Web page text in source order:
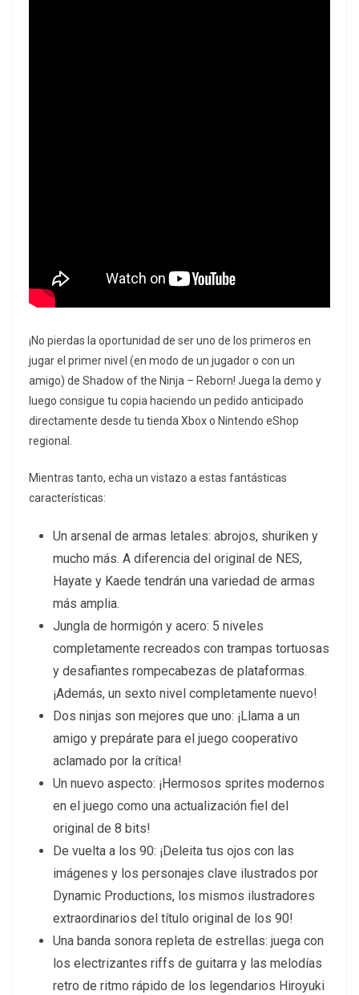
¡No pierdas la oportunidad de ser uno de los primeros en
jugar el primer nivel (en modo de un jugador o con un
amigo) de Shadow of the Ninja – Reborn! Juega la demo y
luego consigue tu copia haciendo un pedido anticipado
directamente desde tu tienda Xbox o Nintendo eShop
regional.
Mientras tanto, echa un vistazo a estas fantásticas
características:
Un arsenal de armas letales: abrojos, shuriken y
mucho más. A diferencia del original de NES,
Hayate y Kaede tendrán una variedad de armas
más amplia.
Jungla de hormigón y acero: 5 niveles
completamente recreados con trampas tortuosas
y desafiantes rompecabezas de plataformas.
¡Además, un sexto nivel completamente nuevo!
Dos ninjas son mejores que uno: ¡Llama a un
amigo y prepárate para el juego cooperativo
aclamado por la crítica!
Un nuevo aspecto: ¡Hermosos sprites modernos
en el juego como una actualización fiel del
original de 8 bits!
De vuelta a los 90: ¡Deleita tus ojos con las
imágenes y los personajes clave ilustrados por
Dynamic Productions, los mismos ilustradores
extraordinarios del título original de los 90!
Una banda sonora repleta de estrellas: juega con
los electrizantes riffs de guitarra y las melodías
retro de ritmo rápido de los legendarios Hiroyuki